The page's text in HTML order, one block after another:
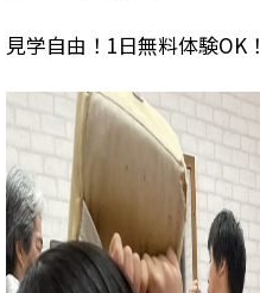
見学自由！1日無料体験OK！